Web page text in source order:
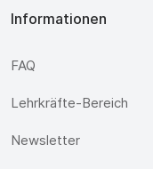
Informationen
FAQ
Lehrkräfte-Bereich
Newsletter